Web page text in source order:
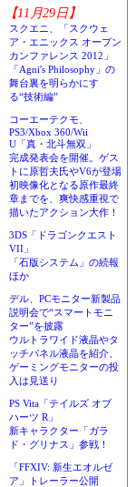
【11月29日】
スクエニ、「スクウェ
ア・エニックス オープン
カンファレンス 2012」
「Agni's Philosophy」の
舞台裏を明らかにす
る“技術編”
コーエーテクモ、
PS3/Xbox 360/Wii
U「真・北斗無双」
完成発表会を開催。ゲス
トに原哲夫氏やV6が登場
初映像化となる原作最終
章までを、爽快感重視で
描いたアクション大作！
3DS「ドラゴンクエスト
VII」
「石版システム」の続報
ほか
デル、PCモニター新製品
説明会で“スマートモニ
ター”を披露
ウルトラワイド液晶やタ
ッチパネル液晶を紹介、
ゲーミングモニターの投
入は見送り
PS Vita「テイルズ オブ
ハーツ R」
新キャラクター「ガラ
ド・グリナス」参戦！
「FFXIV: 新生エオルゼ
ア」トレーラー公開